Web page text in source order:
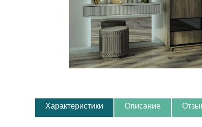
Характеристики Описание